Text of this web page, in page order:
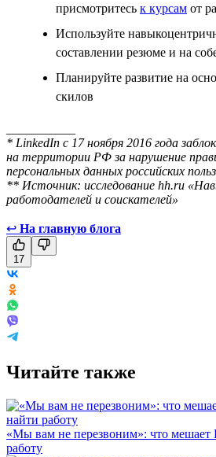
присмотритесь к курсам от
Используйте
составлении резюме и на
Планируйте развитие на
скилов
* LinkedIn с 17 ноября 2016 года
на территории РФ за нарушение
персональных данных российских
** Источник: исследование hh.ru
работодателей и соискателей»
↩ На главную блога
17
Читайте также
«Мы вам не перезвоним»: что мешает
работу